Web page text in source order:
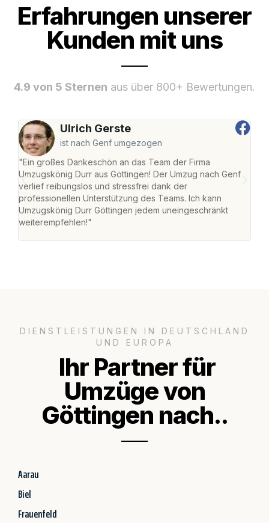
Erfahrungen unserer
Kunden mit uns
4.9 von 5 Sternen aus über 800+ Bewertungen.
Ulrich Gerste
ist nach Genf umgezogen
"Ein großes Dankeschön an das Team der Firma
Umzugskönig Durr aus Göttingen! Der Umzug nach Genf
verlief reibungslos und stressfrei dank der
professionellen Unterstützung des Teams. Ich kann
Umzugskönig Durr Göttingen jedem uneingeschränkt
weiterempfehlen!"
DIENSTLEISTUNGEN IN DEUTSCHLAND
UND EUROPA
Ihr Partner für
Umzüge von
Göttingen nach..
Aarau
Biel
Frauenfeld